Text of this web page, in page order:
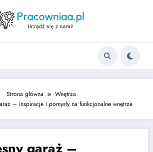
Strona główna
Wnętrza
– inspiracje i pomysły na funkcjonalne wnętrze